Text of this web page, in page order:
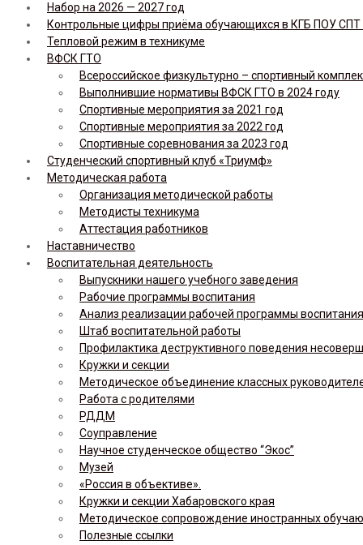
Набор на 2026 — 2027 год
Контрольные цифры приёма обучающихся в КГБ ПОУ СПТ
Тепловой режим в техникуме
ВФСК ГТО
Всероссийское физкультурно – спортивный
Выполнившие нормативы ВФСК ГТО в 2024 году
Спортивные мероприятия за 2021 год
Спортивные мероприятия за 2022 год
Спортивные соревнования за 2023 год
Студенческий спортивный клуб «Триумф»
Методическая работа
Организация методической работы
Методисты техникума
Аттестация работников
Наставничество
Воспитательная деятельность
Выпускники нашего учебного заведения
Рабочие программы воспитания
Анализ реализации рабочей программы
Штаб воспитательной работы
Профилактика деструктивного поведения
Кружки и секции
Методическое объединение классных
Работа с родителями
РДДМ
Соуправление
Научное студенческое общество “Экос”
Музей
«Россия в объективе».
Кружки и секции Хабаровского края
Методическое сопровождение иностранных
Полезные ссылки